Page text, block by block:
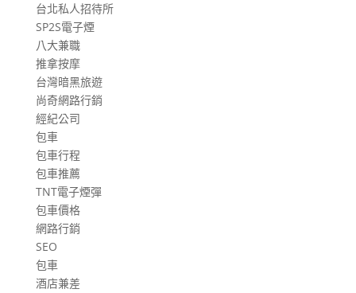
台北私人招待所
SP2S電子煙
八大兼職
推拿按摩
台灣暗黑旅遊
尚奇網路行銷
經紀公司
包車
包車行程
包車推薦
TNT電子煙彈
包車價格
網路行銷
SEO
包車
酒店兼差